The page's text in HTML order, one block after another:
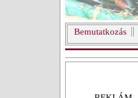
Bemutatkozás